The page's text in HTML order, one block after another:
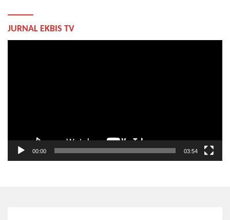
JURNAL EKBIS TV
00:00 03:54